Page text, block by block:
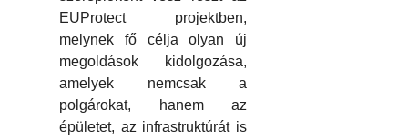
EUProtect projektben,
melynek fő célja olyan új
megoldások kidolgozása,
amelyek nemcsak a
polgárokat, hanem az
épületet, az infrastruktúrát is